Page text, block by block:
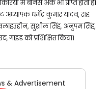
में बोनस अंक भी प्राप्त होता है।
अध्यापक धर्मेंद्र कुमार यादव, सह
सुशील सिंह, अनुपम सिंह,
को प्रशिक्षित किया।
& Advertisement